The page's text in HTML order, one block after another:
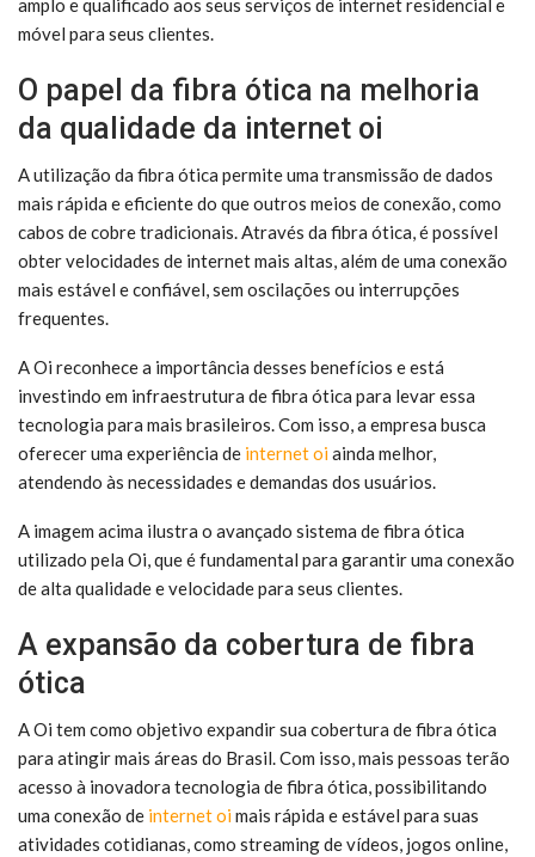
amplo e qualificado aos seus serviços de internet residencial e
móvel para seus clientes.
O papel da fibra ótica na melhoria
da qualidade da internet oi
A utilização da fibra ótica permite uma transmissão de dados
mais rápida e eficiente do que outros meios de conexão, como
cabos de cobre tradicionais. Através da fibra ótica, é possível
obter velocidades de internet mais altas, além de uma conexão
mais estável e confiável, sem oscilações ou interrupções
frequentes.
A Oi reconhece a importância desses benefícios e está
investindo em infraestrutura de fibra ótica para levar essa
tecnologia para mais brasileiros. Com isso, a empresa busca
oferecer uma experiência de internet oiainda melhor,
atendendo às necessidades e demandas dos usuários.
A imagem acima ilustra o avançado sistema de fibra ótica
utilizado pela Oi, que é fundamental para garantir uma conexão
de alta qualidade e velocidade para seus clientes.
A expansão da cobertura de fibra
ótica
A Oi tem como objetivo expandir sua cobertura de fibra ótica
para atingir mais áreas do Brasil. Com isso, mais pessoas terão
acesso à inovadora tecnologia de fibra ótica, possibilitando
uma conexão de internet oimais rápida e estável para suas
atividades cotidianas, como streaming de vídeos, jogos online,